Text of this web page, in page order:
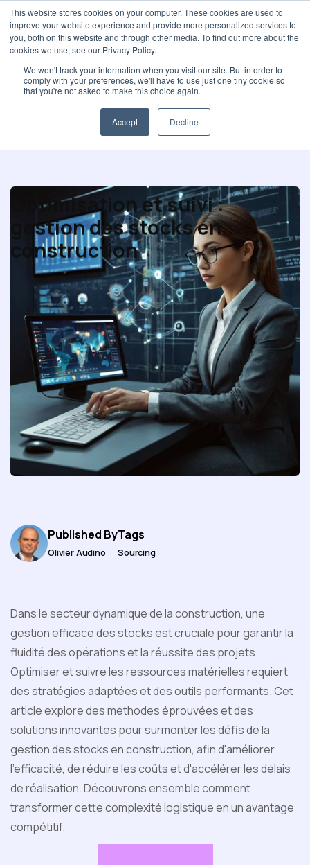
This website stores cookies on your computer. These cookies are used to
improve your website experience and provide more personalized services to
you, both on this website and through other media. To find out more about the
cookies we use, see our Privacy Policy.
We won't track your information when you visit our site. But in order to
comply with your preferences, we'll have to use just one tiny cookie so
that you're not asked to make this choice again.
Accept Decline
Métier d’Acheteur
Optimisation et suivi :
gestion des stocks en
construction
Published By
Olivier Audino
Tags
Sourcing
Dans le secteur dynamique de la construction, une
gestion efficace des stocks est cruciale pour garantir la
fluidité des opérations et la réussite des projets.
Optimiser et suivre les ressources matérielles requiert
des stratégies adaptées et des outils performants. Cet
article explore des méthodes éprouvées et des
solutions innovantes pour surmonter les défis de la
gestion des stocks en construction, afin d'améliorer
l'efficacité, de réduire les coûts et d'accélérer les délais
de réalisation. Découvrons ensemble comment
transformer cette complexité logistique en un avantage
compétitif.